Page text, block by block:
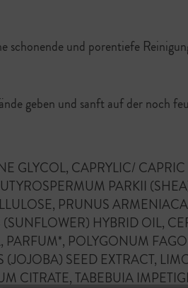
schonende und porentiefe
geben und sanft auf der noch
GLYCOL, CAPRYLIC/
PARKII
PRUNUS
HYBRID OIL,
POLYGONUM
SEED EXTRACT,
CITRATE, TABEBUIA